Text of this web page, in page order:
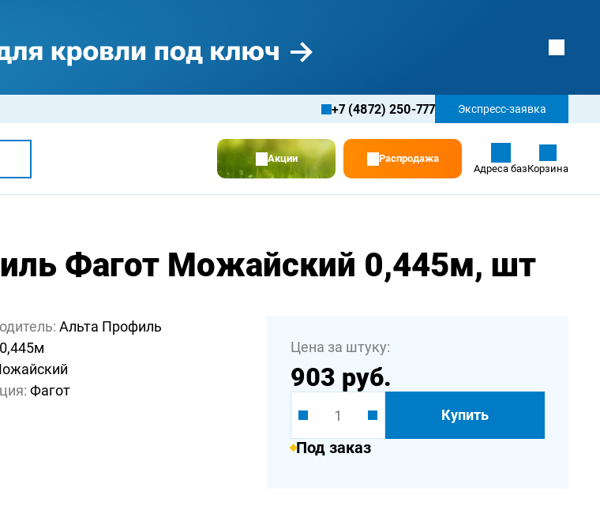
+7 (4872) 250-777 Экспресс-заявка
Акции
Распродажа
Адреса базКорзина
Фагот Можайский 0,445м, шт
Альта Профиль
0,445м
Фагот
Цена за штуку:
903 руб.
Купить
Под заказ